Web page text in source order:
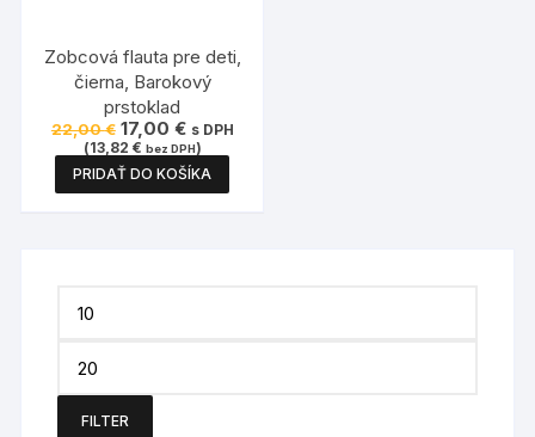
Zobcová flauta pre deti,
čierna, Barokový
prstoklad
22,00€ Pôvodná
cena
bola:
22,00 €.
17,00 €Aktuálna
cena
je:
17,00 €.
s DPH
(13,82 € bez DPH)
PRIDAŤ DO KOŠÍKA
cena
cena
FILTER